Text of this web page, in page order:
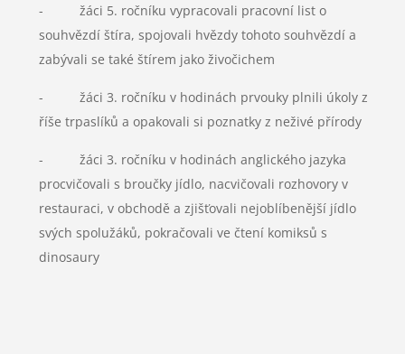
- žáci 5. ročníku vypracovali pracovní list o
souhvězdí štíra, spojovali hvězdy tohoto souhvězdí a
zabývali se také štírem jako živočichem
- žáci 3. ročníku v hodinách prvouky plnili úkoly z
říše trpaslíků a opakovali si poznatky z neživé přírody
- žáci 3. ročníku v hodinách anglického jazyka
procvičovali s broučky jídlo, nacvičovali rozhovory v
restauraci, v obchodě a zjišťovali nejoblíbenější jídlo
svých spolužáků, pokračovali ve čtení komiksů s
dinosaury